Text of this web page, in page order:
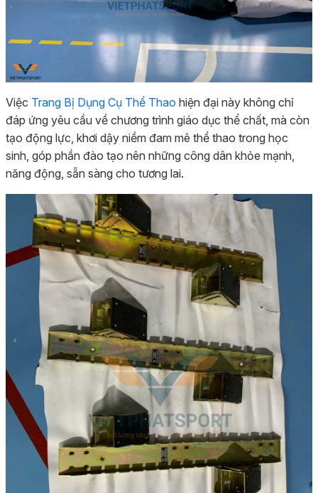
Việc Trang Bị Dụng Cụ Thể Thao hiện đại này không chỉ
đáp ứng yêu cầu về chương trình giáo dục thể chất, mà còn
tạo động lực, khơi dậy niềm đam mê thể thao trong học
sinh, góp phần đào tạo nên những công dân khỏe mạnh,
năng động, sẵn sàng cho tương lai.